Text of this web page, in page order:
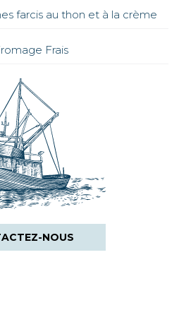
farcis au thon et à la crème
Frais
NOUS